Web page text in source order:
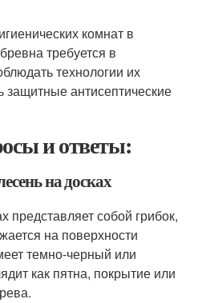
комнат в
требуется в
технологии их
защитные антисептические
и ответы:
на досках
представляет собой грибок,
на поверхности
темно-черный или
как пятна, покрытие или